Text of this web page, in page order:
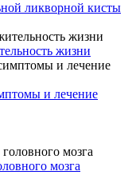
ликворной кисты
жизни
и лечение
мозга